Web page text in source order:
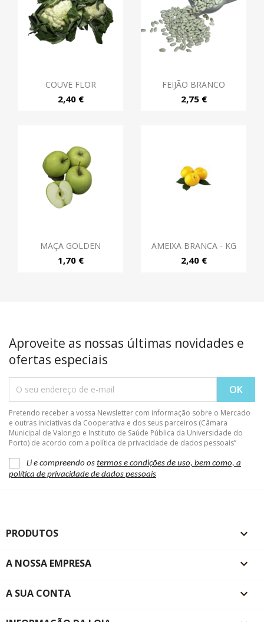
COUVE FLOR
2,40 €
FEIJÃO BRANCO
2,75 €
MAÇA GOLDEN
1,70 €
AMEIXA BRANCA - KG
2,40 €
Aproveite as nossas últimas novidades e
ofertas especiais
Pretendo receber a vossa Newsletter com informação sobre o Mercado
e outras iniciativas da Cooperativa e dos seus parceiros (Câmara
Municipal de Valongo e Instituto de Saúde Pública da Universidade do
Porto) de acordo com a política de privacidade de dados pessoais”
Li e compreendo os termos e condições de uso, bem como, a
política de privacidade de dados pessoais
PRODUTOS 
A NOSSA EMPRESA 
A SUA CONTA 